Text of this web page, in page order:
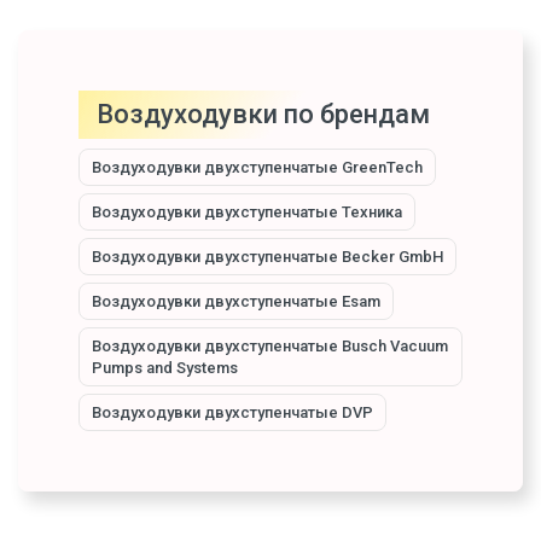
Воздуходувки по брендам
Воздуходувки двухступенчатые GreenTech
Воздуходувки двухступенчатые Техника
Воздуходувки двухступенчатые Becker GmbH
Воздуходувки двухступенчатые Esam
Воздуходувки двухступенчатые Busch Vacuum
Pumps and Systems
Воздуходувки двухступенчатые DVP